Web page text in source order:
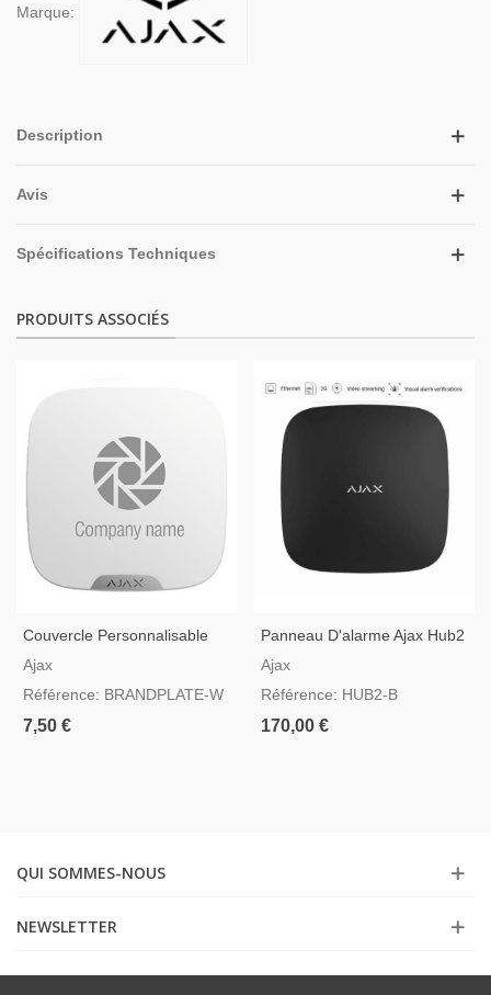
Marque:
Description
Avis
Spécifications Techniques
PRODUITS ASSOCIÉS
Couvercle Personnalisable
Pour Sirène Ajax StreetSiren
Ajax
Référence: BRANDPLATE-W
7,50 €
Panneau D'alarme Ajax Hub2
Noir Compatible Avec La
Ajax
Référence: HUB2-B
170,00 €
QUI SOMMES-NOUS
NEWSLETTER